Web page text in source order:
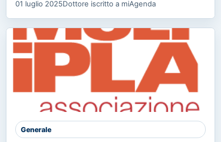
01 luglio 2025Dottore iscritto a miAgenda
Generale